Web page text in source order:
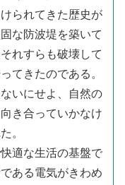
られてきた歴史が
な防波堤を築いて
れすらも破壊して
てきたのである。
いにせよ、自然の
き合っていかなけ
。
適な生活の基盤で
ある電気がきわめ